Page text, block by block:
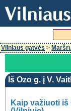
Vilniaus gatvės >
Iš Ozo g. į V.
Kaip važiuoti iš